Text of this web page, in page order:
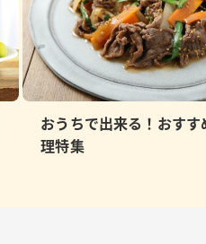
おうちで出来る！おすす
理特集